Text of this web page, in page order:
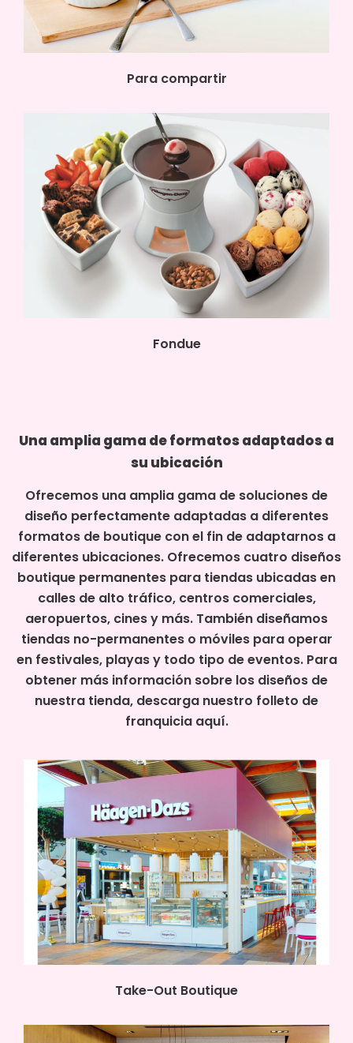
Para compartir
Fondue
Una amplia gama de formatos adaptados a
su ubicación
Ofrecemos una amplia gama de soluciones de
diseño perfectamente adaptadas a diferentes
formatos de boutique con el fin de adaptarnos a
diferentes ubicaciones. Ofrecemos cuatro diseños
boutique permanentes para tiendas ubicadas en
calles de alto tráfico, centros comerciales,
aeropuertos, cines y más. También diseñamos
tiendas no-permanentes o móviles para operar
en festivales, playas y todo tipo de eventos. Para
obtener más información sobre los diseños de
nuestra tienda, descarga nuestro folleto de
franquicia aquí.
Take-Out Boutique